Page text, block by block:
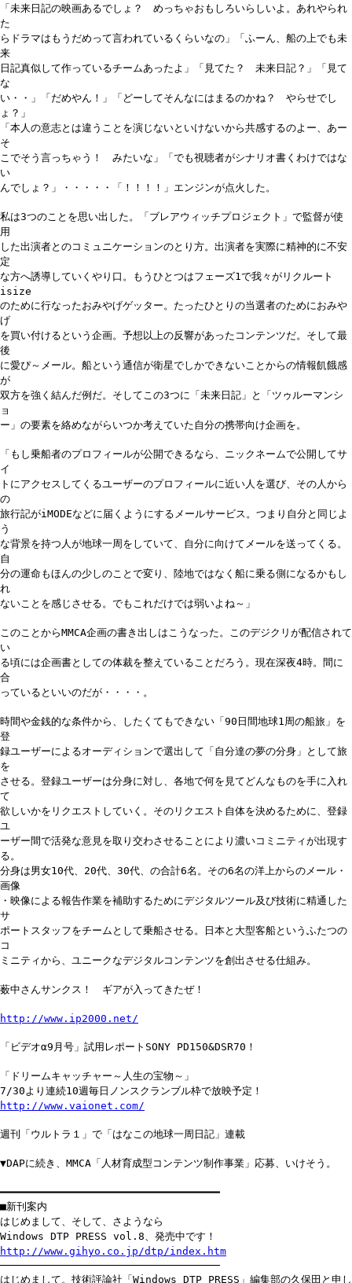
「未来日記の映画あるでしょ？ めっちゃおもしろいらしいよ。あれやられ
た
らドラマはもうだめって言われているくらいなの」「ふーん、船の上でも未
来
日記真似して作っているチームあったよ」「見てた？ 未来日記？」「見て
な
い・・」「だめやん！」「どーしてそんなにはまるのかね？ やらせでし
ょ？」
「本人の意志とは違うことを演じないといけないから共感するのよー、あー
そ
こでそう言っちゃう！ みたいな」「でも視聴者がシナリオ書くわけではな
い
んでしょ？」・・・・・「！！！！」エンジンが点火した。
私は3つのことを思い出した。「ブレアウィッチプロジェクト」で監督が使
用
した出演者とのコミュニケーションのとり方。出演者を実際に精神的に不安
定
な方へ誘導していくやり口。もうひとつはフェーズ1で我々がリクルート
isize
のために行なったおみやげゲッター。たったひとりの当選者のためにおみや
げ
を買い付けるという企画。予想以上の反響があったコンテンツだ。そして最
後
に愛ぴ～メール。船という通信が衛星でしかできないことからの情報飢餓感
が
双方を強く結んだ例だ。そしてこの3つに「未来日記」と「ツゥルーマンシ
ョ
ー」の要素を絡めながらいつか考えていた自分の携帯向け企画を。
「もし乗船者のプロフィールが公開できるなら、ニックネームで公開してサ
イ
トにアクセスしてくるユーザーのプロフィールに近い人を選び、その人から
の
旅行記がiMODEなどに届くようにするメールサービス。つまり自分と同じよ
う
な背景を持つ人が地球一周をしていて、自分に向けてメールを送ってくる。
自
分の運命もほんの少しのことで変り、陸地ではなく船に乗る側になるかもし
れ
ないことを感じさせる。でもこれだけでは弱いよね～」
このことからMMCA企画の書き出しはこうなった。このデジクリが配信されて
い
る頃には企画書としての体裁を整えていることだろう。現在深夜4時。間に
合
っているといいのだが・・・・。
時間や金銭的な条件から、したくてもできない「90日間地球1周の船旅」を
登
録ユーザーによるオーディションで選出して「自分達の夢の分身」として旅
を
させる。登録ユーザーは分身に対し、各地で何を見てどんなものを手に入れ
て
欲しいかをリクエストしていく。そのリクエスト自体を決めるために、登録
ユ
ーザー間で活発な意見を取り交わさせることにより濃いコミニティが出現す
る。
分身は男女10代、20代、30代、の合計6名。その6名の洋上からのメール・
画像
・映像による報告作業を補助するためにデジタルツール及び技術に精通した
サ
ポートスタッフをチームとして乗船させる。日本と大型客船というふたつの
コ
ミニティから、ユニークなデジタルコンテンツを創出させる仕組み。
薮中さんサンクス！ ギアが入ってきたぜ！
http://www.ip2000.net/
「ビデオα9月号」試用レポートSONY PD150&DSR70！
「ドリームキャッチャー～人生の宝物～」
7/30より連続10週毎日ノンスクランブル枠で放映予定！
http://www.vaionet.com/
週刊「ウルトラ１」で「はなこの地球一周日記」連載
▼DAPに続き、MMCA「人材育成型コンテンツ制作事業」応募、いけそう。
━━━━━━━━━━━━━━━━━━━━━━━━━━━━━━━━━━━
■新刊案内
はじめまして、そして、さようなら
Windows DTP PRESS vol.8、発売中です！
http://www.gihyo.co.jp/dtp/index.htm
───────────────────────────────────
はじめまして。技術評論社「Windows DTP PRESS」編集部の久保田と申し